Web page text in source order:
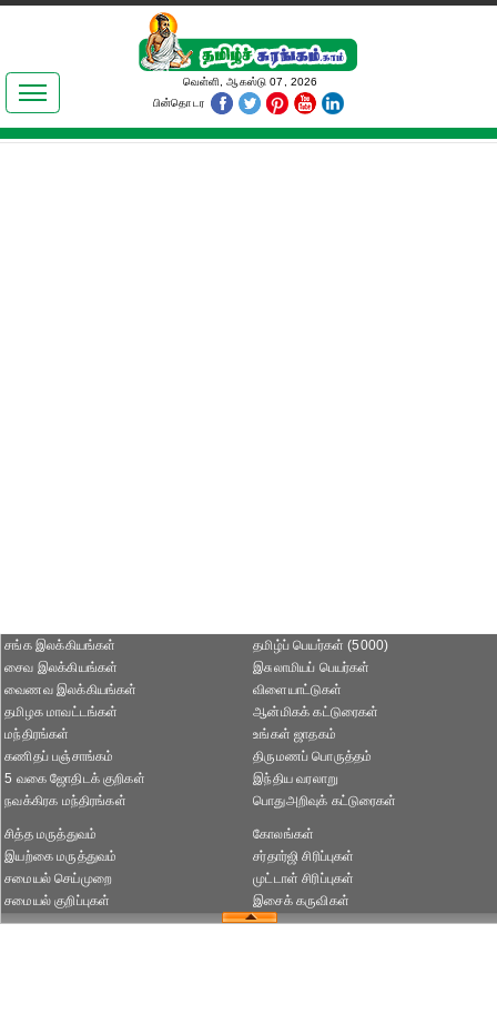
இலக்கியங்கள்
தமிழ் உலகம்
வெள்ளி, ஆகஸ்டு 07, 2026
பின்தொடர
சங்க இலக்கியங்கள்
சைவ இலக்கியங்கள்
வைணவ இலக்கியங்கள்
தமிழக மாவட்டங்கள்
தமிழ்ப் பெயர்கள் (5000)
இசுலாமியப் பெயர்கள்
விளையாட்டுகள்
ஆன்மிகக் கட்டுரைகள்
மந்திரங்கள்
கணிதப் பஞ்சாங்கம்
5 வகை ஜோதிடக் குறிகள்
நவக்கிரக மந்திரங்கள்
உங்கள் ஜாதகம்
திருமணப் பொருத்தம்
இந்திய வரலாறு
பொதுஅறிவுக் கட்டுரைகள்
சித்த மருத்துவம்
இயற்கை மருத்துவம்
சமையல் செய்முறை
சமையல் குறிப்புகள்
கோலங்கள்
சர்தார்ஜி சிரிப்புகள்
முட்டாள் சிரிப்புகள்
இசைக் கருவிகள்